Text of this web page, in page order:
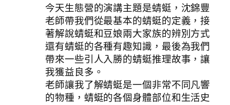
今天生態營的演講主題是蜻蜓，沈錦豐
老師帶我們從最基本的蜻蜓的定義，接
著解說蜻蜓和豆娘兩大家族的辨別方式
還有蜻蜓的各種有趣知識，最後為我們
帶來一些引人入勝的蜻蜓推理故事，讓
我獲益良多。
老師讓我了解蜻蜓是一個非常不同凡響
的物種，蜻蜓的各個身體部位和生活史